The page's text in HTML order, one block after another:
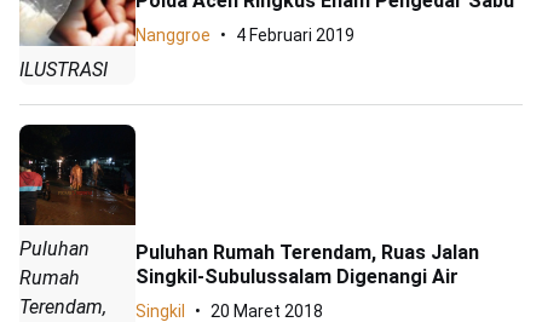
ILUSTRASI
Nanggroe 4 Februari 2019
Puluhan
Rumah
Terendam,
Puluhan Rumah Terendam, Ruas Jalan
Singkil-Subulussalam Digenangi Air
Singkil 20 Maret 2018